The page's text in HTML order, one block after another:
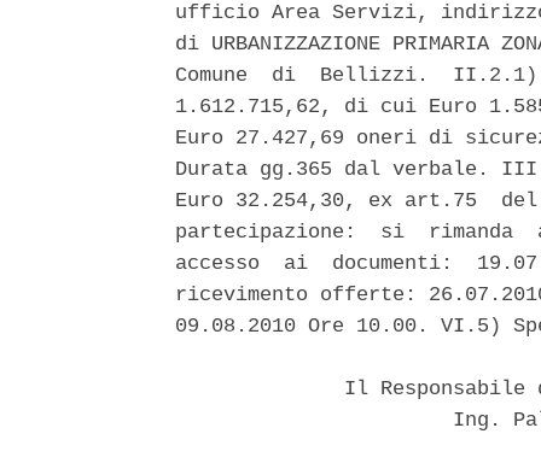
ufficio Area Servizi,
di URBANIZZAZIONE
Comune  di  Bellizzi.
1.612.715,62, di cui Euro
Euro 27.427,69 oneri di
Durata gg.365 dal verbale.
Euro 32.254,30, ex art.75
partecipazione:  si  rimanda
accesso  ai  documenti:
ricevimento offerte:
09.08.2010 Ore 10.00. VI.5)
Il
Ing.